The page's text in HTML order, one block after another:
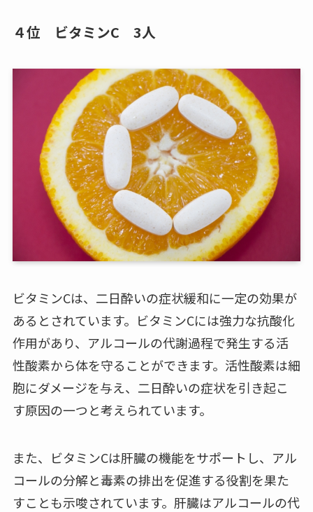
４位 ビタミンC 3人
ビタミンCは、二日酔いの症状緩和に一定の効果が
あるとされています。ビタミンCには強力な抗酸化
作用があり、アルコールの代謝過程で発生する活
性酸素から体を守ることができます。活性酸素は細
胞にダメージを与え、二日酔いの症状を引き起こ
す原因の一つと考えられています。
また、ビタミンCは肝臓の機能をサポートし、アル
コールの分解と毒素の排出を促進する役割を果た
すことも示唆されています。肝臓はアルコールの代